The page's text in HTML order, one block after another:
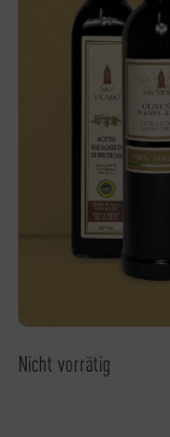
Nicht vorrätig